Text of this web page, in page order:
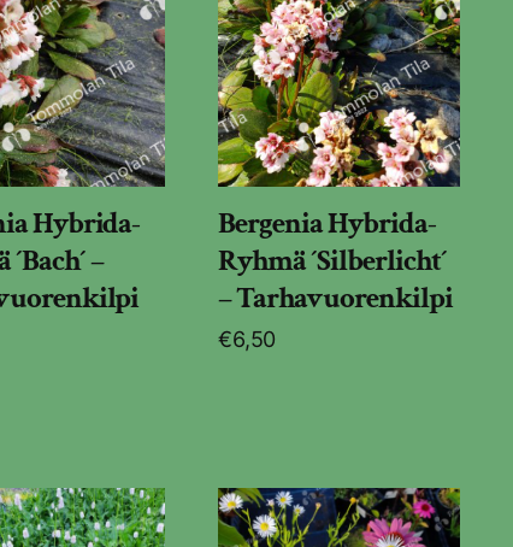
Hybrida-
–
Bergenia Hybrida-
Ryhmä ´Silberlicht´
– Tarhavuorenkilpi
€6,50